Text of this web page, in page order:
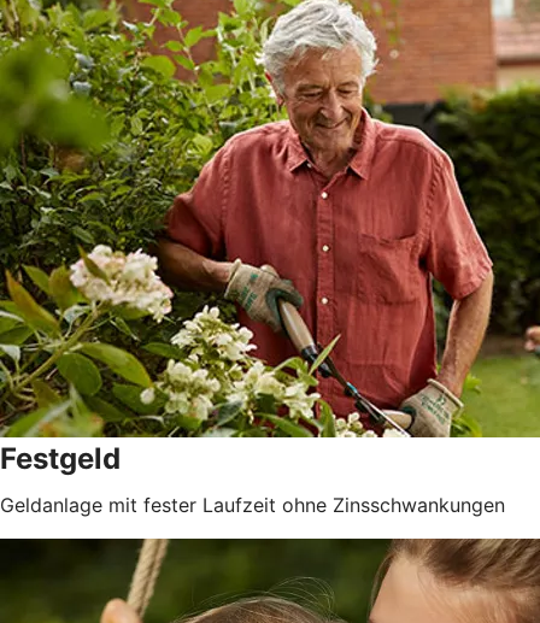
Festgeld
Geldanlage mit fester Laufzeit ohne Zinsschwankungen